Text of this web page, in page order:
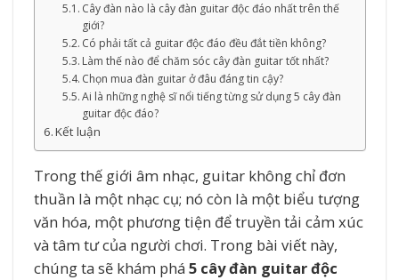
Cây đàn nào là cây đàn guitar độc đáo nhất trên thế
giới?
Có phải tất cả guitar độc đáo đều đắt tiền không?
Làm thế nào để chăm sóc cây đàn guitar tốt nhất?
Chọn mua đàn guitar ở đâu đáng tin cậy?
Ai là những nghệ sĩ nổi tiếng từng sử dụng 5 cây đàn
guitar độc đáo?
Kết luận
Trong thế giới âm nhạc, guitar không chỉ đơn
thuần là một nhạc cụ; nó còn là một biểu tượng
văn hóa, một phương tiện để truyền tải cảm xúc
và tâm tư của người chơi. Trong bài viết này,
chúng ta sẽ khám phá 5 cây đàn guitar độc